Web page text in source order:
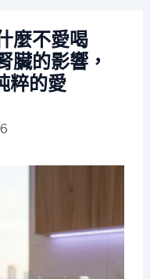
麼不愛喝
臟的影響，
粹的愛